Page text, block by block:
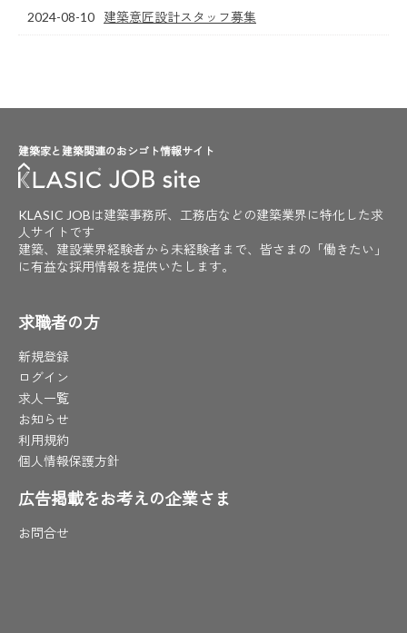
2024-08-10 建築意匠設計スタッフ募集
建築家と建築関連のおシゴト情報サイト
KLASIC JOBは建築事務所、工務店などの建築業界に特化した求
人サイトです
建築、建設業界経験者から未経験者まで、皆さまの「働きたい」
に有益な採用情報を提供いたします。
求職者の方
新規登録
ログイン
求人一覧
お知らせ
利用規約
個人情報保護方針
広告掲載をお考えの企業さま
お問合せ